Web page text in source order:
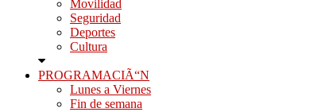
Movilidad
Seguridad
Deportes
Cultura
PROGRAMACIÃ“N
Lunes a Viernes
Fin de semana